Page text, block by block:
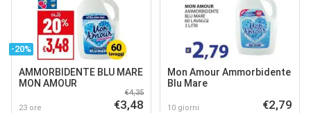
-20%
AMMORBIDENTE BLU MARE
MON AMOUR
23 ore
€4,35
€3,48
Mon Amour Ammorbidente
Blu Mare
10 giorni €2,79